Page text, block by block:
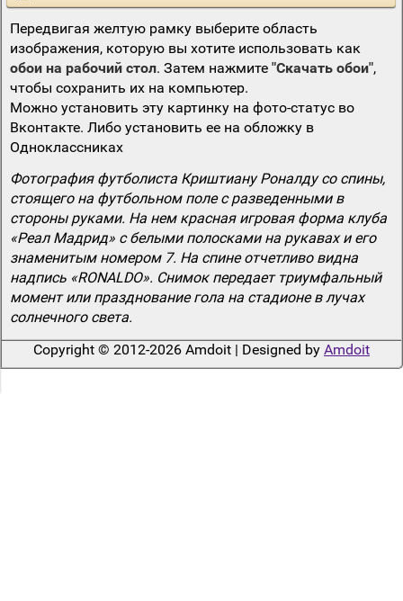
Передвигая желтую рамку выберите область
изображения, которую вы хотите использовать как
обои на рабочий стол. Затем нажмите "Скачать обои",
чтобы сохранить их на компьютер.
Можно установить эту картинку на фото-статус во
Вконтакте. Либо установить ее на обложку в
Одноклассниках
Фотография футболиста Криштиану Роналду со спины,
стоящего на футбольном поле с разведенными в
стороны руками. На нем красная игровая форма клуба
«Реал Мадрид» с белыми полосками на рукавах и его
знаменитым номером 7. На спине отчетливо видна
надпись «RONALDO». Снимок передает триумфальный
момент или празднование гола на стадионе в лучах
солнечного света.
Copyright © 2012-2026 Amdoit | Designed by Amdoit